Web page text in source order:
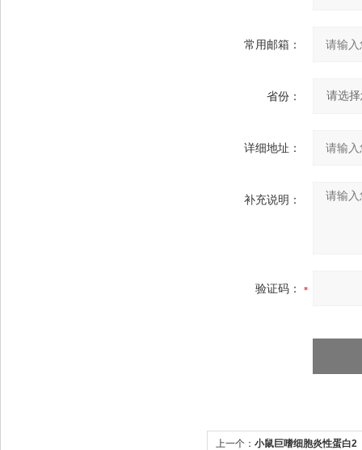
常用邮箱：
省份：
详细地址：
补充说明：
验证码：
上一个： 小鼠巨嗜细胞炎性蛋白2